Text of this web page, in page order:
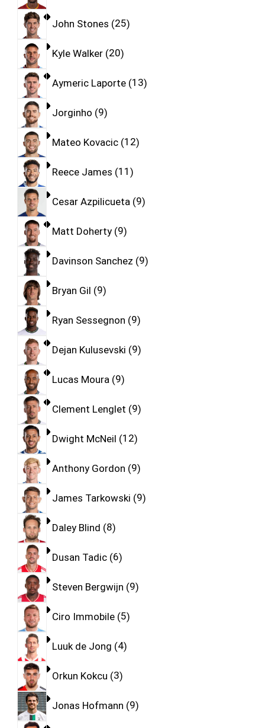
John Stones 25
Kyle Walker 20
Aymeric Laporte 13
Jorginho 9
Mateo Kovacic 12
Reece James 11
Cesar Azpilicueta 9
Matt Doherty 9
Davinson Sanchez 9
Bryan Gil 9
Ryan Sessegnon 9
Dejan Kulusevski 9
Lucas Moura 9
Clement Lenglet 9
Dwight McNeil 12
Anthony Gordon 9
James Tarkowski 9
Daley Blind 8
Dusan Tadic 6
Steven Bergwijn 9
Ciro Immobile 5
Luuk de Jong 4
Orkun Kokcu 3
Jonas Hofmann 9